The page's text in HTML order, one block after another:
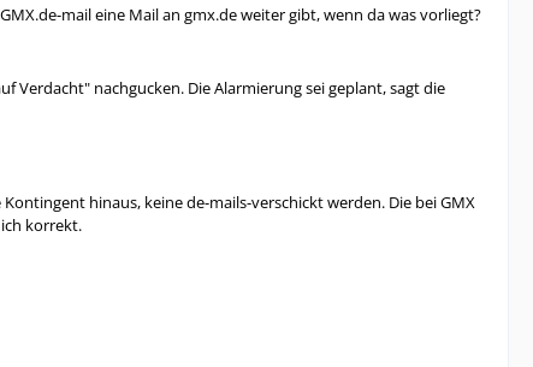
mail eine Mail an gmx.de weiter gibt, wenn da was vorliegt?
Verdacht" nachgucken. Die Alarmierung sei geplant, sagt die
hinaus, keine de-mails-verschickt werden. Die bei GMX
korrekt.